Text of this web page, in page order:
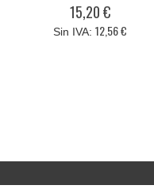
15,20 €
12,56 €